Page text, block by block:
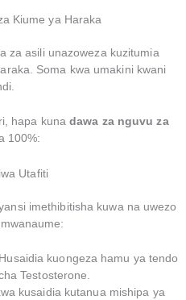
Kiume ya Haraka
za asili unazoweza kuzitumia
Soma kwa umakini kwani
hapa kunadawa za nguvu za
100%:
Utafiti
imethibitisha kuwa na uwezo
Husaidia kuongeza hamu ya tendo
Testosterone.
kusaidia kutanua mishipa ya